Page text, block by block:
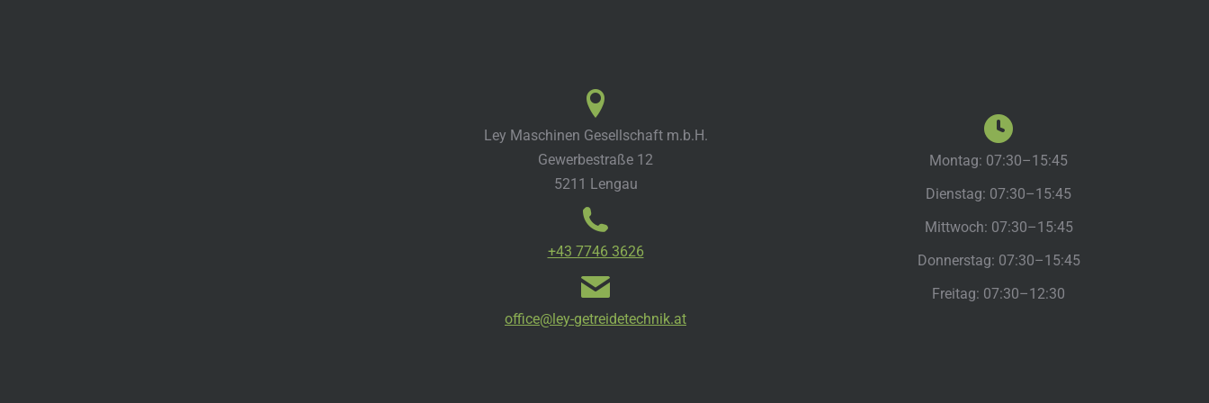
Ley Maschinen Gesellschaft m.b.H.
Gewerbestraße 12
5211 Lengau
+43 7746 3626
office@ley-getreidetechnik.at
Montag: 07:30–15:45
Dienstag: 07:30–15:45
Mittwoch: 07:30–15:45
Donnerstag: 07:30–15:45
Freitag: 07:30–12:30